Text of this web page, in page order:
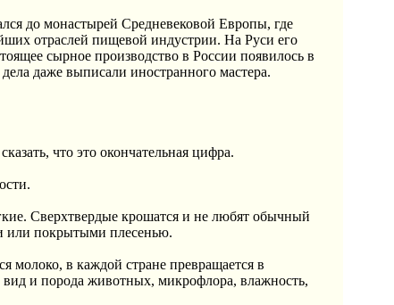
до монастырей Средневековой Европы, где
отраслей пищевой индустрии. На Руси его
сырное производство в России появилось в
даже выписали иностранного мастера.
что это окончательная цифра.
Сверхтвердые крошатся и не любят обычный
или покрытыми плесенью.
молоко, в каждой стране превращается в
и порода животных, микрофлора, влажность,